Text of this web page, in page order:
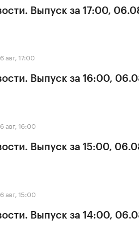
Выпуск за 17:00,
авг, 17:00
Выпуск за 16:00,
авг, 16:00
Выпуск за 15:00,
авг, 15:00
Выпуск за 14:00,